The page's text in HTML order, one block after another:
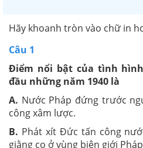
Hãy khoanh tròn vào chữ in
Câu 1
Điểm nổi bật của tình
đầu những năm 1940 là
A. Nước Pháp đứng trước
công xâm lược.
B. Phát xít Đức tấn công
giằng co ở vùng biên giới